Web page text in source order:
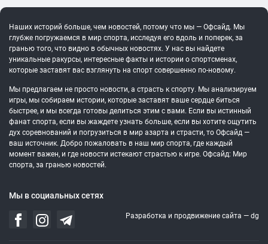
Наших историй больше, чем новостей, потому что мы — Офсайд. Мы
глубже погружаемся в мир спорта, исследуя его вдоль и поперек, за
гранью того, что видно в обычных новостях. У нас вы найдете
уникальные ракурсы, интересные факты и истории о спортсменах,
которые заставят вас взглянуть на спорт совершенно по-новому.
Мы предлагаем не просто новости, а страсть к спорту. Мы анализируем
игры, мы собираем истории, которые заставят ваше сердце биться
быстрее, и мы всегда готовы делиться этим с вами. Если вы истинный
фанат спорта, если вы жаждете узнать больше, если вы хотите ощутить
дух соревнований и погрузиться в мир азарта и страсти, то Офсайд —
ваш источник. Добро пожаловать в наш мир спорта, где каждый
момент важен, и где новости истекают страстью к игре. Офсайд: Мир
спорта, за гранью новостей.
Мы в социальных сетях
Разработка и продвижение сайта — dg